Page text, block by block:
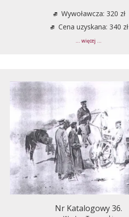
Wywoławcza: 320 zł
Cena uzyskana: 340 zł
... więcej ...
Nr Katalogowy 36.